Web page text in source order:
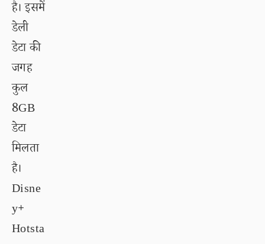
है। इसमें
डेली
डेटा की
जगह
कुल
8GB
डेटा
मिलता
है।
Disne
y+
Hotsta